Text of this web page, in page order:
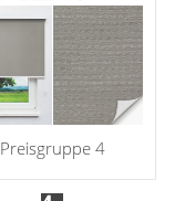
Preisgruppe 4